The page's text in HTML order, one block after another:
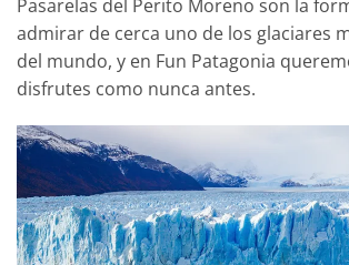
Pasarelas del Perito Moreno son la
admirar de cerca uno de los glaciares
del mundo, y en Fun Patagonia
disfrutes como nunca antes.